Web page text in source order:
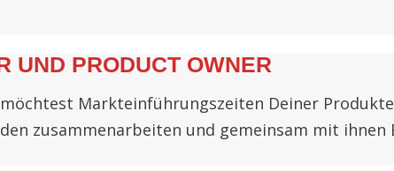
UND PRODUCT OWNER
Markteinführungszeiten Deiner
zusammenarbeiten und gemeinsam mit ihnen